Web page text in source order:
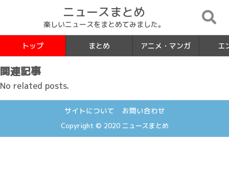
ニュースまとめ
楽しいニュースをまとめてみました。
トップ まとめ アニメ・マンガ エ
関連記事
No related posts.
サイトについて お問い合わせ
Copyright © 2020 ニュースまとめ